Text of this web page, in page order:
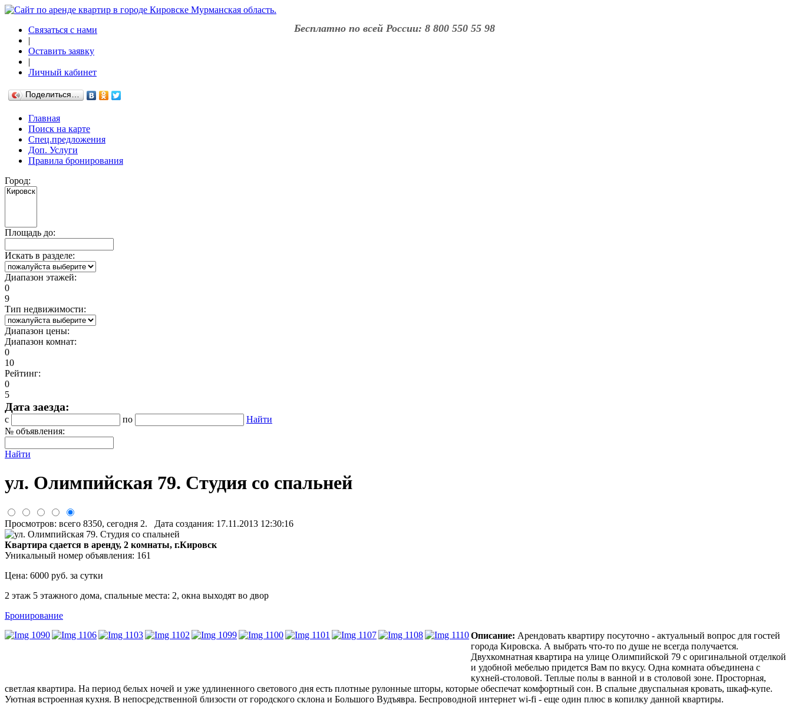
Бесплатно по всей России: 8 800 550 55 98
Связаться с нами
|
Оставить заявку
|
Личный кабинет
Поделиться…
Главная
Поиск на карте
Спец.предложения
Доп. Услуги
Правила бронирования
Город:
Площадь до:
Искать в разделе:
Диапазон этажей:
0
9
Тип недвижимости:
Диапазон цены:
Диапазон комнат:
0
10
Рейтинг:
0
5
Дата заезда:
с по
Найти
№ объявления:
Найти
ул. Олимпийская 79. Студия со спальней
Просмотров: всего 8350, сегодня 2. Дата создания: 17.11.2013 12:30:16
Квартира сдается в аренду, 2 комнаты, г.Кировск
Уникальный номер объявления: 161
Цена: 6000 руб. за сутки
2 этаж 5 этажного дома, спальные места: 2, окна выходят во двор
Бронирование
Описание: Арендовать квартиру посуточно - актуальный вопрос для гостей
города Кировска. А выбрать что-то по душе не всегда получается.
Двухкомнатная квартира на улице Олимпийской 79 с оригинальной отделкой
и удобной мебелью придется Вам по вкусу. Одна комната объединена с
кухней-столовой. Теплые полы в ванной и в столовой зоне. Просторная,
светлая квартира. На период белых ночей и уже удлиненного светового дня есть плотные рулонные шторы, которые обеспечат комфортный сон. В спальне двуспальная кровать, шкаф-купе.
Уютная встроенная кухня. В непосредственной близости от городского склона и Большого Вудъявра. Беспроводной интернет wi-fi - еще один плюс в копилку данной квартиры.